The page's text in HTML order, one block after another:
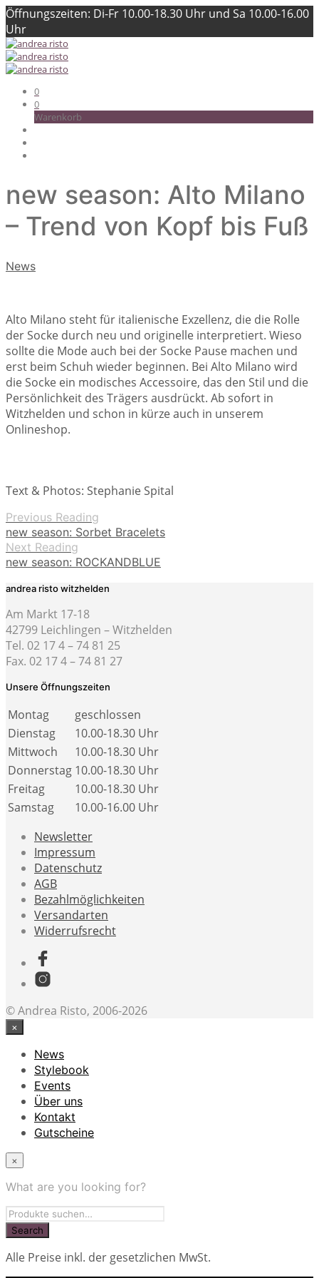
Öffnungszeiten: Di-Fr 10.00-18.30 Uhr und Sa 10.00-16.00
Uhr
0
0
Warenkorb
new season: Alto Milano
– Trend von Kopf bis Fuß
News
Alto Milano steht für italienische Exzellenz, die die Rolle
der Socke durch neu und originelle interpretiert. Wieso
sollte die Mode auch bei der Socke Pause machen und
erst beim Schuh wieder beginnen. Bei Alto Milano wird
die Socke ein modisches Accessoire, das den Stil und die
Persönlichkeit des Trägers ausdrückt. Ab sofort in
Witzhelden und schon in kürze auch in unserem
Onlineshop.
Text & Photos: Stephanie Spital
Previous Reading
new season: Sorbet Bracelets
Next Reading
new season: ROCKANDBLUE
andrea risto witzhelden
Am Markt 17-18
42799 Leichlingen – Witzhelden
Tel. 02 17 4 – 74 81 25
Fax. 02 17 4 – 74 81 27
Unsere Öffnungszeiten
Montag
geschlossen
Dienstag
10.00-18.30 Uhr
Mittwoch
10.00-18.30 Uhr
Donnerstag 10.00-18.30 Uhr
Freitag
10.00-18.30 Uhr
Samstag
10.00-16.00 Uhr
Newsletter
Impressum
Datenschutz
AGB
Bezahlmöglichkeiten
Versandarten
Widerrufsrecht
© Andrea Risto, 2006-2026
×
News
Stylebook
Events
Über uns
Kontakt
Gutscheine
×
What are you looking for?
Alle Preise inkl. der gesetzlichen MwSt.